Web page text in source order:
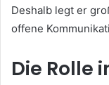
Deshalb legt er
offene
Die Rolle